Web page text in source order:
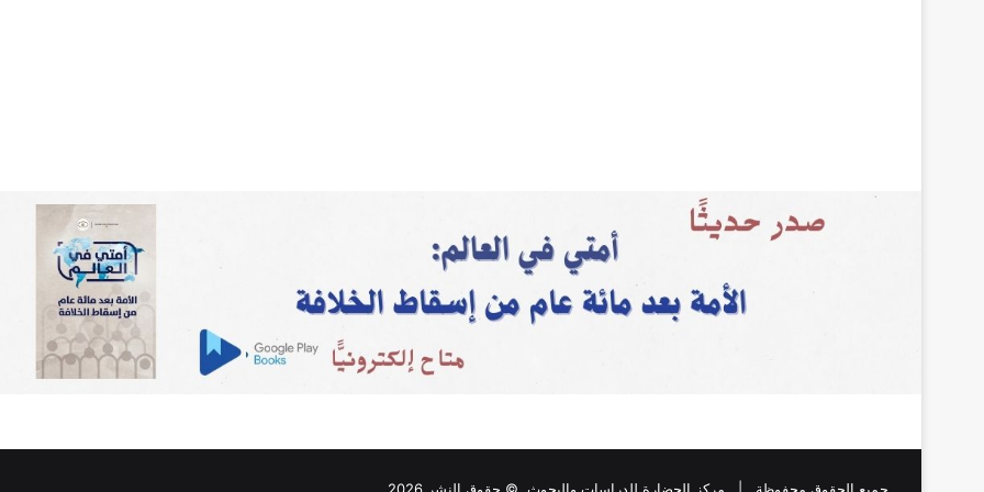
جميع الحقوق محفوظة | مركز الحضارة للدراسات والبحوث , © حقوق النشر 2026